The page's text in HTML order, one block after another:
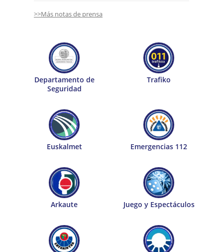
>>Más notas de prensa
Departamento de
Seguridad
Trafiko
Euskalmet Emergencias 112
Arkaute Juego y Espectáculos